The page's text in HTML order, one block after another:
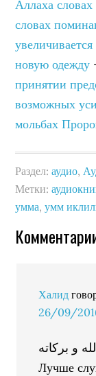
Аллаха
словах
новую одежду
принятии
возможных
мольбах
Раздел:аудио,
Метки:
умма,умм
Халид
26/09/
و بركاته
Лучше